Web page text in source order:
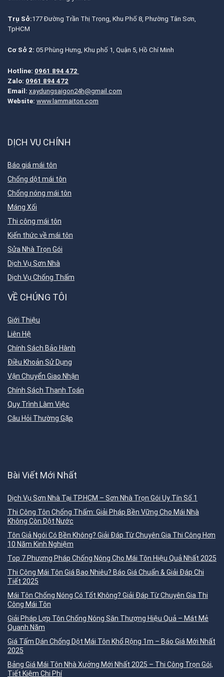
Trụ Sở:177 Đường Trần Thị Trọng, Khu Phố 8, Phường Tân Sơn,
TpHCM
Cơ Sở 2: 05 Phùng Hưng, Khu phố 1, Quận 5, Hồ Chí Minh
Hotline: 0961 894 472
Zalo: 0961 894 472
Email: xaydungsaigon24h@gmail.com
Website: www.lammaiton.com
DỊCH VỤ CHÍNH
Báo giá mái tôn
Chống dột mái tôn
Chống nóng mái tôn
Máng Xối
Thi công mái tôn
Kiến thức về mái tôn
Sửa Nhà Trọn Gói
Dịch Vụ Sơn Nhà
Dịch Vụ Chống Thấm
VỀ CHÚNG TÔI
Giới Thiệu
Liên Hệ
Chính Sách Bảo Hành
Điều Khoản Sử Dụng
Vận Chuyển Giao Nhận
Chính Sách Thanh Toán
Quy Trình Làm Việc
Câu Hỏi Thường Gặp
Bài Viết Mới Nhất
Dịch Vụ Sơn Nhà Tại TP.HCM – Sơn Nhà Trọn Gói Uy Tín Số 1
Thi Công Tôn Chống Thấm: Giải Pháp Bền Vững Cho Mái Nhà
Không Còn Dột Nước
Tôn Giả Ngói Có Bền Không? Giải Đáp Từ Chuyên Gia Thi Công Hơn
10 Năm Kinh Nghiệm
Top 7 Phương Pháp Chống Nóng Cho Mái Tôn Hiệu Quả Nhất 2025
Thi Công Mái Tôn Giá Bao Nhiêu? Báo Giá Chuẩn & Giải Đáp Chi
Tiết 2025
Mái Tôn Chống Nóng Có Tốt Không? Giải Đáp Từ Chuyên Gia Thi
Công Mái Tôn
Giải Pháp Lợp Tôn Chống Nóng Sân Thượng Hiệu Quả – Mát Mẻ
Quanh Năm
Giá Tấm Dán Chống Dột Mái Tôn Khổ Rộng 1m – Báo Giá Mới Nhất
2025
Bảng Giá Mái Tôn Nhà Xưởng Mới Nhất 2025 – Thi Công Trọn Gói,
Tiết Kiệm Chi Phí